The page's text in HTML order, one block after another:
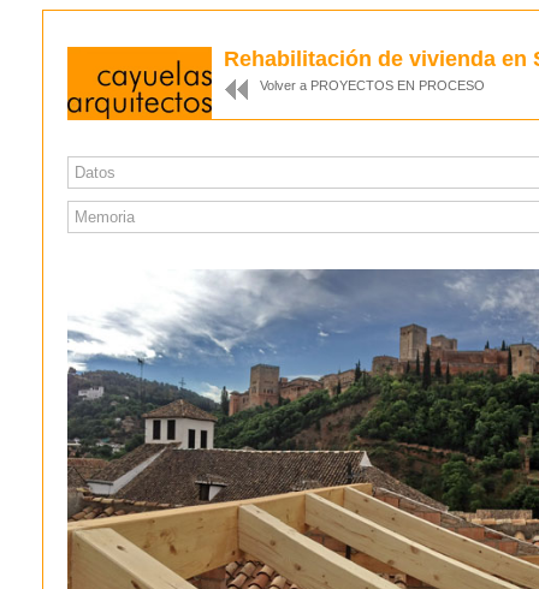
Rehabilitación de vivienda en
Volver a PROYECTOS EN PROCESO
Datos
Memoria